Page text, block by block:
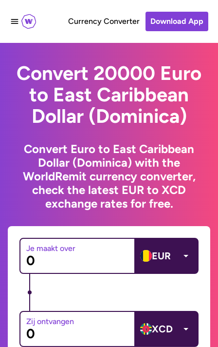
Currency Converter Download App
Convert 20000 Euro
to East Caribbean
Dollar (Dominica)
Convert Euro to East Caribbean
Dollar (Dominica) with the
WorldRemit currency converter,
check the latest EUR to XCD
exchange rates for free.
Je maakt over
EUR
Zij ontvangen
XCD